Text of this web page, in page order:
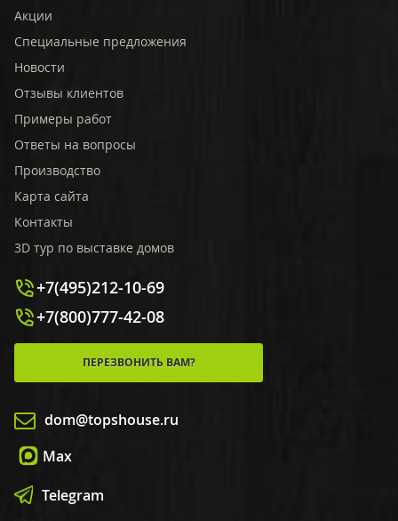
Акции
Специальные предложения
Новости
Отзывы клиентов
Примеры работ
Ответы на вопросы
Производство
Карта сайта
Контакты
3D тур по выставке домов
+7(495)212-10-69
+7(800)777-42-08
ПЕРЕЗВОНИТЬ ВАМ?
dom@topshouse.ru
Max
Telegram